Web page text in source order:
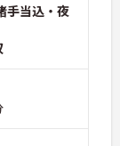
手当込・夜